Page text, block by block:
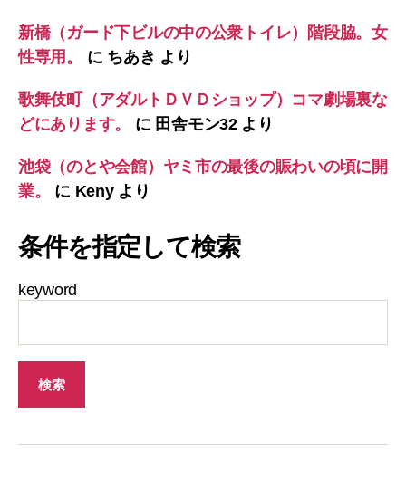
新橋（ガード下ビルの中の公衆トイレ）階段脇。女
性専用。
に ちあき より
歌舞伎町（アダルトＤＶＤショップ）コマ劇場裏な
どにあります。
に 田舎モン32より
池袋（のとや会館）ヤミ市の最後の賑わいの頃に開
業。
に Kenyより
条件を指定して検索
keyword